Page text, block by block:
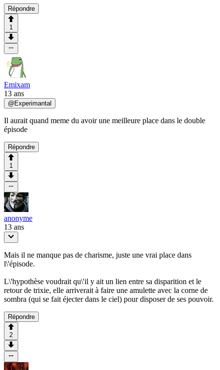
Répondre
1
Emixam
13 ans
@ Experimantal
Il aurait quand meme du avoir une meilleure place dans le double
épisode
Répondre
1
anonyme
13 ans
Mais il ne manque pas de charisme, juste une vrai place dans
l\'épisode.
L\'hypothèse voudrait qu\'il y ait un lien entre sa disparition et le
retour de trixie, elle arriverait à faire une amulette avec la corne de
sombra (qui se fait éjecter dans le ciel) pour disposer de ses pouvoir.
Répondre
2